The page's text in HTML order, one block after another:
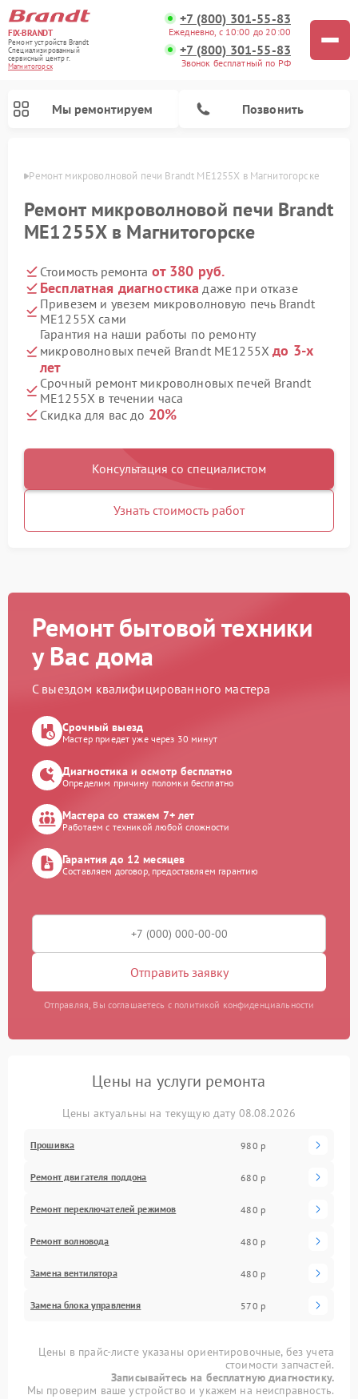
FIX-BRANDT
Ремонт устройств Brandt
Специализированный
cервисный центр г.
Магнитогорск
+7 (800) 301-55-83
Ежедневно, с 10:00 до 20:00
+7 (800) 301-55-83
Звонок бесплатный по РФ
Мы ремонтируем Позвонить
Ремонт микроволновой печи Brandt ME1255X в Магнитогорске
Ремонт микроволновой печи Brandt
ME1255X в Магнитогорске
Стоимость ремонта от 380 руб.
Бесплатная диагностика даже при отказе
Привезем и увезем микроволновую печь Brandt
ME1255X сами
Гарантия на наши работы по ремонту
микроволновых печей Brandt ME1255Xдо 3-х
лет
Срочный ремонт микроволновых печей Brandt
ME1255X в течении часа
Скидка для вас до 20%
Консультация со специалистом
Узнать стоимость работ
Ремонт бытовой техники
у Вас дома
С выездом квалифицированного мастера
Срочный выезд
Мастер приедет уже через 30 минут
Диагностика и осмотр бесплатно
Определим причину поломки бесплатно
Мастера со стажем 7+ лет
Работаем с техникой любой сложности
Гарантия до 12 месяцев
Составляем договор, предоставляем гарантию
Отправить заявку
Отправляя, Вы соглашаетесь с политикой конфиденциальности
Цены на услуги ремонта
Цены актуальны на текущую дату 08.08.2026
Прошивка 980 р
Ремонт двигателя поддона 680 р
Ремонт переключателей режимов 480 р
Ремонт волновода 480 р
Замена вентилятора 480 р
Замена блока управления 570 р
Цены в прайс-листе указаны ориентировочные, без учета
стоимости запчастей.
Записывайтесь на бесплатную диагностику.
Мы проверим ваше устройство и укажем на неисправность.